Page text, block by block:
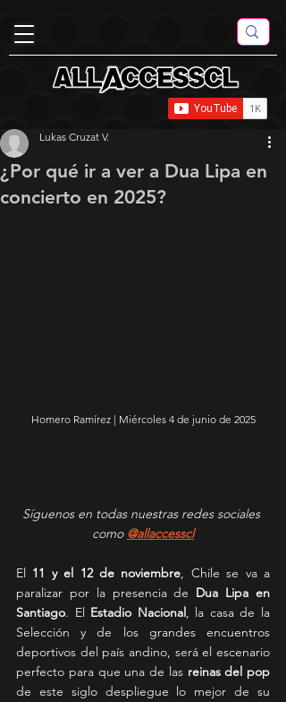
¿Por qué ir a ver a Dua Lipa en
concierto en 2025?
Lukas Cruzat V.
Homero Ramírez | Miércoles 4 de junio de 2025
Síguenos en todas nuestras redes sociales
como @allaccesscl
El 11 y el 12 de noviembre, Chile se va a
paralizar por la presencia de Dua Lipa en
Santiago. El Estadio Nacional, la casa de la
Selección y de los grandes encuentros
deportivos del país andino, será el escenario
perfecto para que una de las reinas del pop
de este siglo despliegue lo mejor de su